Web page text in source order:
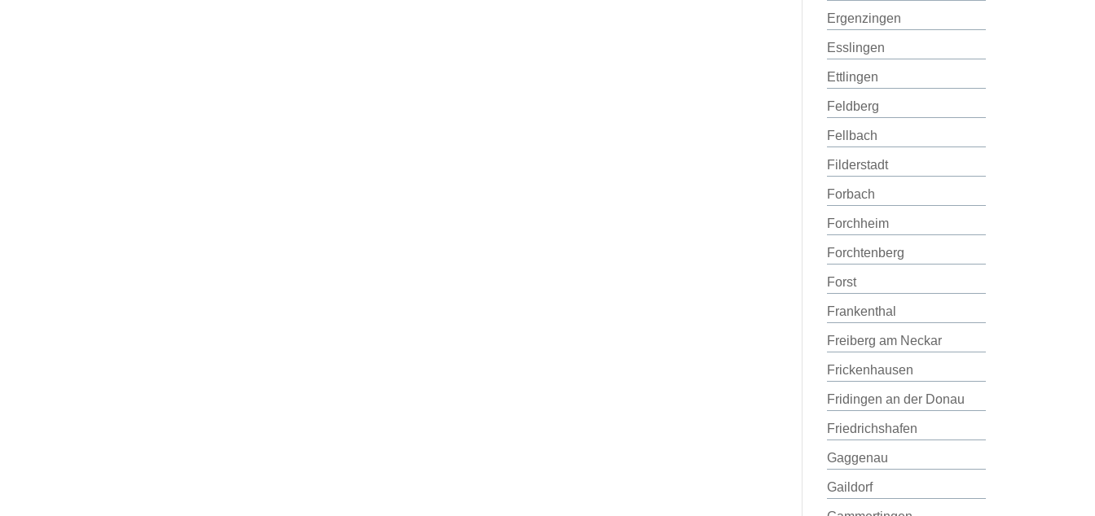
Ergenzingen
Esslingen
Ettlingen
Feldberg
Fellbach
Filderstadt
Forbach
Forchheim
Forchtenberg
Forst
Frankenthal
Freiberg am Neckar
Frickenhausen
Fridingen an der Donau
Friedrichshafen
Gaggenau
Gaildorf